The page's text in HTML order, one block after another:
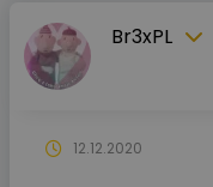
Br3xPL
12.12.2020